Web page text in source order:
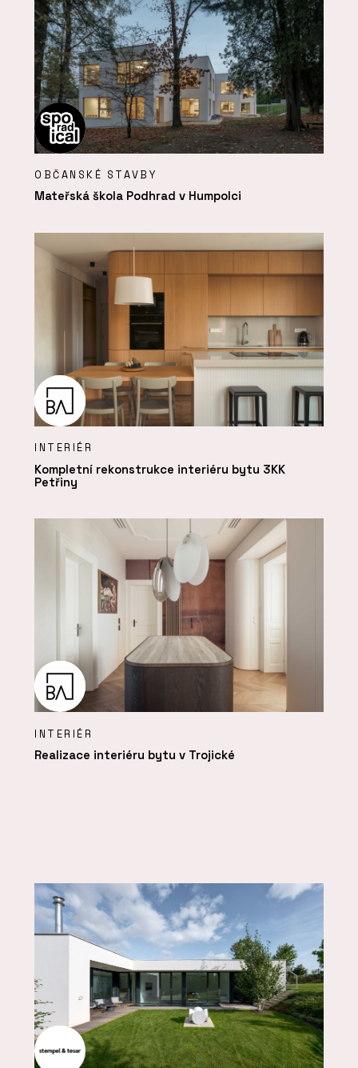
OBČANSKÉ STAVBY
Mateřská škola Podhrad v Humpolci
INTERIÉR
Kompletní rekonstrukce interiéru bytu 3KK
Petřiny
INTERIÉR
Realizace interiéru bytu v Trojické